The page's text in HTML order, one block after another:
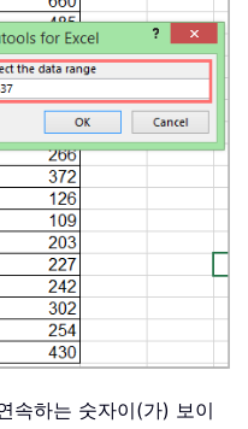
속하는 숫자이(가) 보이